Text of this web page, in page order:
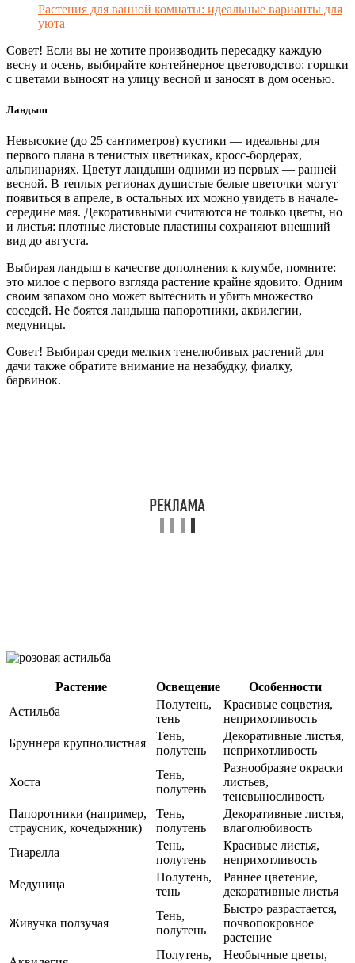
Растения для ванной комнаты: идеальные варианты для
уюта
Совет! Если вы не хотите производить пересадку каждую
весну и осень, выбирайте контейнерное цветоводство: горшки
с цветами выносят на улицу весной и заносят в дом осенью.
Ландыш
Невысокие (до 25 сантиметров) кустики — идеальны для
первого плана в тенистых цветниках, кросс-бордерах,
альпинариях. Цветут ландыши одними из первых — ранней
весной. В теплых регионах душистые белые цветочки могут
появиться в апреле, в остальных их можно увидеть в начале-
середине мая. Декоративными считаются не только цветы, но
и листья: плотные листовые пластины сохраняют внешний
вид до августа.
Выбирая ландыш в качестве дополнения к клумбе, помните:
это милое с первого взгляда растение крайне ядовито. Одним
своим запахом оно может вытеснить и убить множество
соседей. Не боятся ландыша папоротники, аквилегии,
медуницы.
Совет! Выбирая среди мелких тенелюбивых растений для
дачи также обратите внимание на незабудку, фиалку,
барвинок.
Растение Освещение
Особенности
Астильба
Полутень,
тень
Красивые соцветия,
неприхотливость
Бруннера крупнолистная
Тень,
полутень
Декоративные листья,
неприхотливость
Хоста
Тень,
полутень
Разнообразие окраски
листьев,
теневыносливость
Папоротники (например,
страусник, кочедыжник)
Тень,
полутень
Декоративные листья,
влаголюбивость
Тиарелла
Тень,
полутень
Красивые листья,
неприхотливость
Медуница
Полутень,
тень
Раннее цветение,
декоративные листья
Живучка ползучая
Тень,
полутень
Быстро разрастается,
почвопокровное
растение
Полутень,
Необычные цветы,